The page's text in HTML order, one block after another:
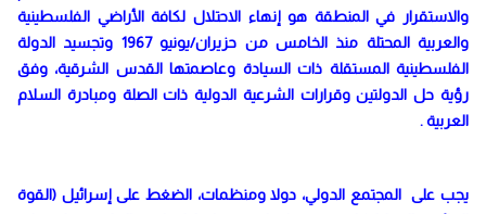
والاستقرار في المنطقة هو إنهاء الاحتلال لكافة الأراضي الفلسطينية
والعربية المحتلة منذ الخامس من حزيران/يونيو 1967 وتجسيد الدولة
الفلسطينية المستقلة ذات السيادة وعاصمتها القدس الشرقية، وفق
رؤية حل الدولتين وقرارات الشرعية الدولية ذات الصلة ومبادرة السلام
العربية .
يجب على المجتمع الدولي، دولا ومنظمات، الضغط على إسرائيل (القوة